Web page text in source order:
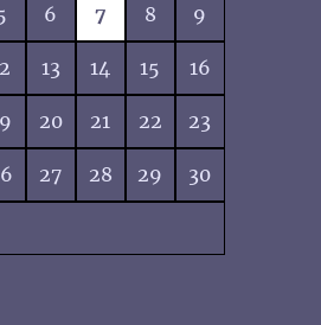
6 7 8 9
13 14 15 16
20 21 22 23
27 28 29 30